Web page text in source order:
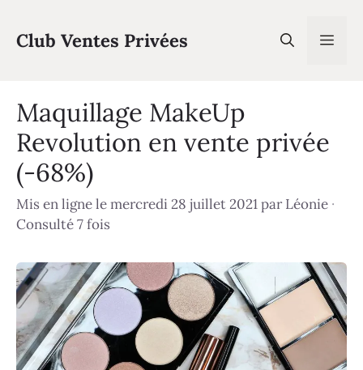
contenu
Club Ventes Privées
Maquillage MakeUp
Revolution en vente privée
(-68%)
Mis en ligne le mercredi 28 juillet 2021parLéonie ·
Consulté 7 fois